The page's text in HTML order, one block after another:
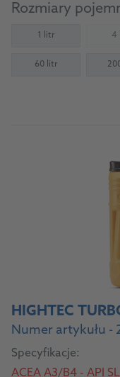
Rozmiary
1 litr 4
60 litr
HIGHTEC
Numer artykułu -
Specyfikacje:
ACEA A3/B4 - API